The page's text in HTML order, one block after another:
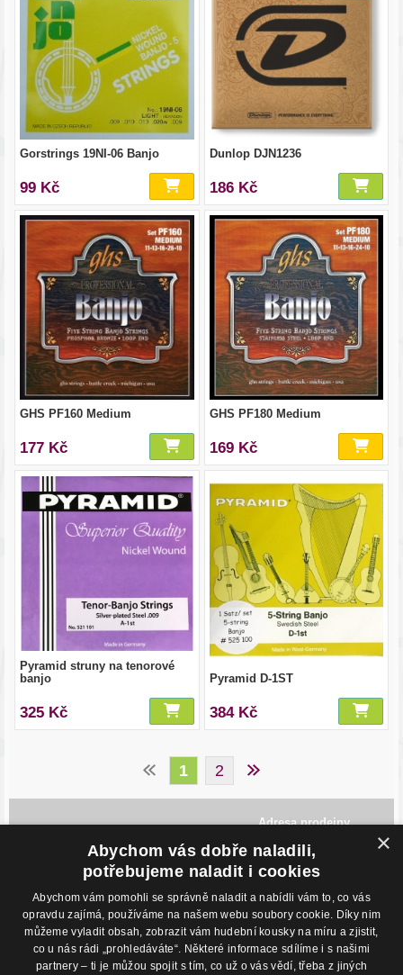
Gorstrings 19NI-06 Banjo
99 Kč
Dunlop DJN1236
186 Kč
GHS PF160 Medium
177 Kč
GHS PF180 Medium
169 Kč
Pyramid struny na tenorové
banjo
325 Kč
Pyramid D-1ST
384 Kč
1 2
Adresa prodejny
Havlíčkovo Nábřeží 28,
702 00, Ostrava
Česká Republika
Kontakty
Eshop: +420 725 169 052
Prodejna: +420 596 113 012
eshop@hudebnisvet.cz
O nákupu
Obchodní podmínky
Podmínky prodeje na splátky
Kontakty
×
Abychom vás dobře naladili,
potřebujeme naladit i cookies
Abychom vám pomohli se správně naladit a nabídli vám to, co vás
opravdu zajímá, používáme na našem webu soubory cookie. Díky nim
můžeme vyladit obsah, zobrazit vám hudební kousky na míru a zjistit,
co u nás rádi „prohledáváte“. Některé informace sdílíme i s našimi
partnery – ti je můžou spojit s tím, co už o vás vědí, třeba z jiných